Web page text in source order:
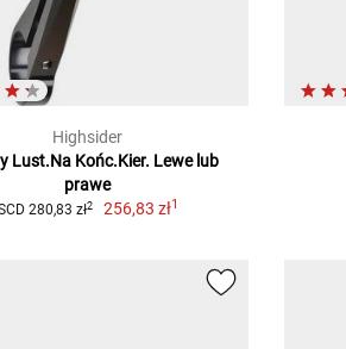
Highsider
Lust.Na Końc.Kier. Lewe lub
prawe
280,83 zł2 256,83 zł1